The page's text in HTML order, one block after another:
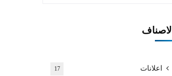
الاصناف
اعلانات 17